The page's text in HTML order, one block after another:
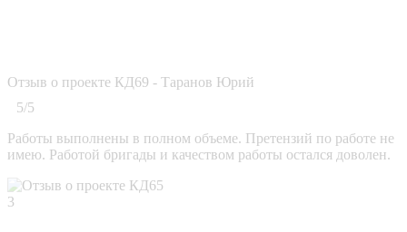
Отзыв о проекте КД69 - Таранов Юрий
5/5
Работы выполнены в полном объеме. Претензий по работе не
имею. Работой бригады и качеством работы остался доволен.
3